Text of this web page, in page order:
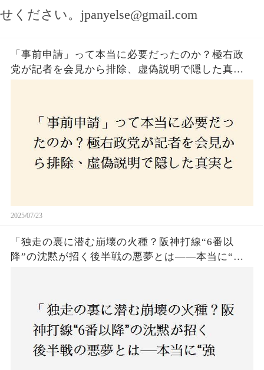
せください。 jpanyelse@gmail.com
「事前申請」って本当に必要だったのか？極右政
党が記者を会見から排除、虚偽説明で隠した真実
2025/07/23
「独走の裏に潜む崩壊の火種？阪神打線“6番以
降”の沈黙が招く後半戦の悪夢とは——本当に“強